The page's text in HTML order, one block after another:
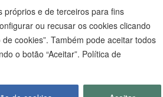
próprios e de terceiros para fins
ou recusar os cookies clicando
cookies”. Também pode aceitar todos
o botão “Aceitar”. Política de
060 (Chamada para a Rede Fixa Nacional)
069 (Chamada para a Rede Fixa Nacional)